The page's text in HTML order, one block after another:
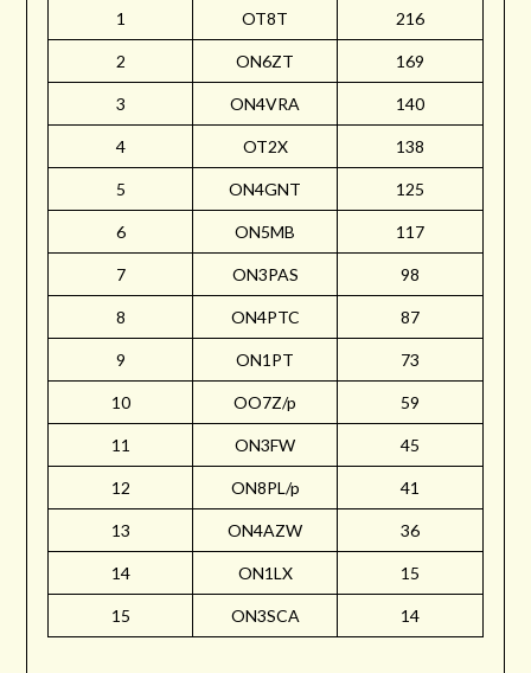
1 OT8T 216
2 ON6ZT 169
3 ON4VRA 140
4 OT2X 138
5 ON4GNT 125
6 ON5MB 117
7 ON3PAS 98
8 ON4PTC 87
9 ON1PT 73
10 OO7Z/p 59
11 ON3FW 45
12 ON8PL/p 41
13 ON4AZW 36
14 ON1LX 15
15 ON3SCA 14